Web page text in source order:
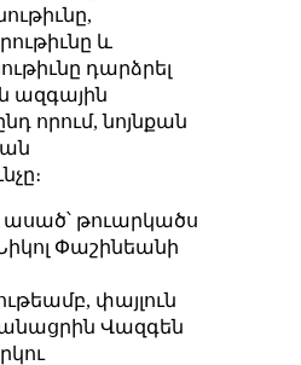
և
դարձրել
ազգային
որում, նոյնքան
թուարկածս
Փաշինեանի
փայլուն
Վազգեն